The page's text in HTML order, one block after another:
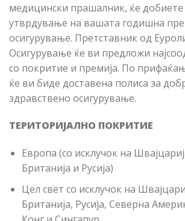
медицински прашалник, ќе добиете
утврдување на вашата годишна
осигурување. Претставник од
Осигурување ќе ви предложи
со покритие и премија. По
ќе ви биде доставена полиса за
здравствено осигурување.
ТЕРИТОРИЈАЛНО ПОКРИТИЕ
Европа (со исклучок на
Британија и Русија)
Цел свет со исклучок на
Британија, Русија, Северна